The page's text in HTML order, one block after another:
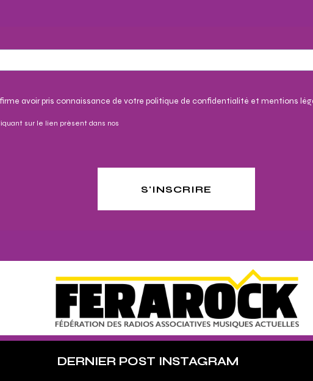
avoir pris connaissance de votre politique de confidentialité et mentions
sur le lien présent dans nos
S'INSCRIRE
DERNIER POST INSTAGRAM